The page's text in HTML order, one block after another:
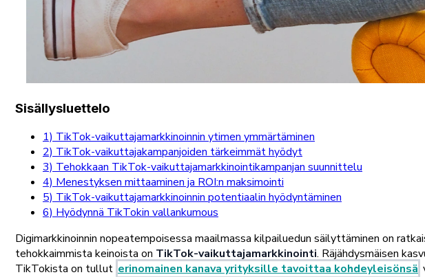
Sisällysluettelo
1) TikTok-vaikuttajamarkkinoinnin ytimen ymmärtäminen
2) TikTok-vaikuttajakampanjoiden tärkeimmät hyödyt
3) Tehokkaan TikTok-vaikuttajamarkkinointikampanjan suunnittelu
4) Menestyksen mittaaminen ja ROI:n maksimointi
5) TikTok-vaikuttajamarkkinoinnin potentiaalin hyödyntäminen
6) Hyödynnä TikTokin vallankumous
Digimarkkinoinnin nopeatempoisessa maailmassa kilpailuedun säilyttäminen on
tehokkaimmista keinoista on TikTok-vaikuttajamarkkinointi. Räjähdysmäisen
TikTokista on tullut erinomainen kanava yrityksille tavoittaa kohdeyleisönsä